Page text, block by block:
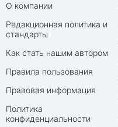
О компании
Редакционная политика и
стандарты
Как стать нашим автором
Правила пользования
Правовая информация
Политика
конфиденциальности